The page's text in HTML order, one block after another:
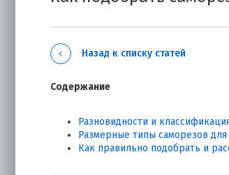
Назад к списку статей
Содержание
Разновидности и
Размерные типы саморезов
Как правильно подобрать и